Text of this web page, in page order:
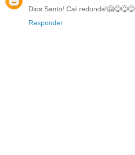
Dios Santo! Caí redonda!🤗😋😋😋
Responder